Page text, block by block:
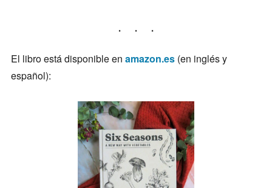
El libro está disponible en amazon.es(en inglés y
español):